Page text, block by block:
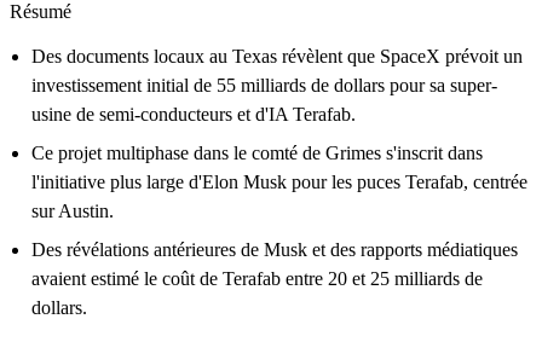
Résumé
Des documents locaux au Texas révèlent que SpaceX prévoit un
investissement initial de 55 milliards de dollars pour sa super-
usine de semi-conducteurs et d'IA Terafab.
Ce projet multiphase dans le comté de Grimes s'inscrit dans
l'initiative plus large d'Elon Musk pour les puces Terafab, centrée
sur Austin.
Des révélations antérieures de Musk et des rapports médiatiques
avaient estimé le coût de Terafab entre 20 et 25 milliards de
dollars.